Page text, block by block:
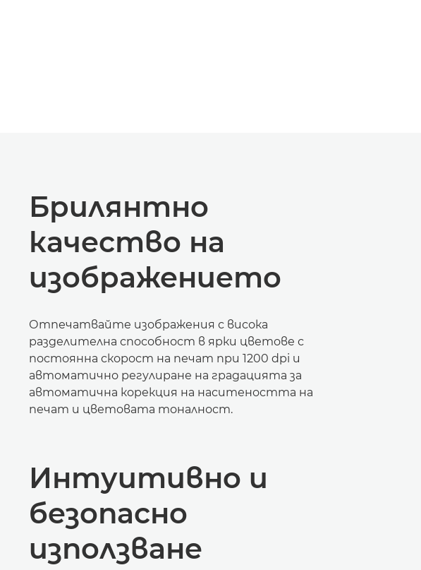
Брилянтно
качество на
изображението
Отпечатвайте изображения с висока
разделителна способност в ярки цветове с
постоянна скорост на печат при 1200 dpi и
автоматично регулиране на градацията за
автоматична корекция на наситеността на
печат и цветовата тоналност.
Интуитивно и
безопасно
използване